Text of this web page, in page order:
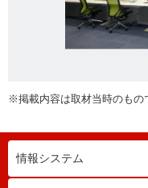
※掲載内容は取材当時のもの
情報システム